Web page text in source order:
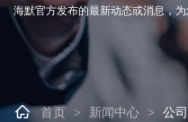
海默官方发布的最新动态或消息，
 首页 > 新闻中心 > 公